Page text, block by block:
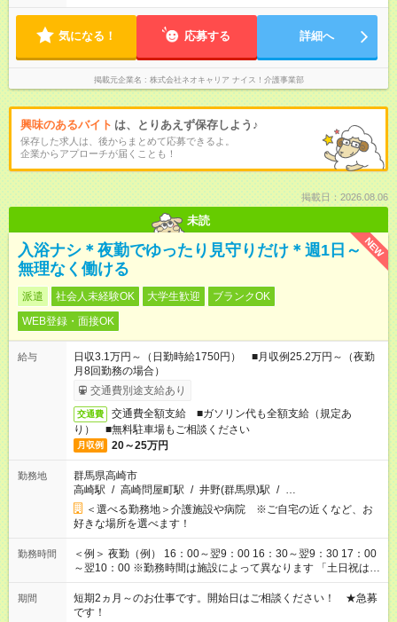
気になる！ 応募する 詳細へ
掲載元企業名 株式会社ネオキャリア ナイス！介護事業部
興味のあるバイト は、とりあえず保存しよう♪
保存した求人は、後からまとめて応募できるよ。
企業からアプローチが届くことも！
掲載日：2026.08.06
未読
NEW
入浴ナシ＊夜勤でゆったり見守りだけ＊週1日～
無理なく働ける
派遣 社会人未経験OK 大学生歓迎
ブランクOK
WEB登録・面接OK
給与
日収3.1万円～（日勤時給1750円） ■月収例25.2万円～（夜勤
月8回勤務の場合）
交通費別途支給あり
交通費
交通費全額支給 ■ガソリン代も全額支給（規定あ
り） ■無料駐車場もご相談ください
月収例 20～25万円
勤務地
群馬県高崎市
高崎駅 / 高崎問屋町駅 / 井野(群馬県)駅 / …
＜選べる勤務地＞介護施設や病院 ※ご自宅の近くなど、お
好きな場所を選べます！
勤務時間
＜例＞ 夜勤（例） 16：00～翌9：00 16：30～翌9：30 17：00
～翌10：00 ※勤務時間は施設によって異なります 「土日祝は休
みたい」 「しっかり稼ぎたい」 「もう少し遅い時間から始めた
い」など ご希望にあったお仕事をご案内いたします。 ※未経験
の方の場合は1～2ヶ月間は日中での仕事を経験いただき、 お
期間
短期2ヵ月～のお仕事です。開始日はご相談ください！ ★急募
です！